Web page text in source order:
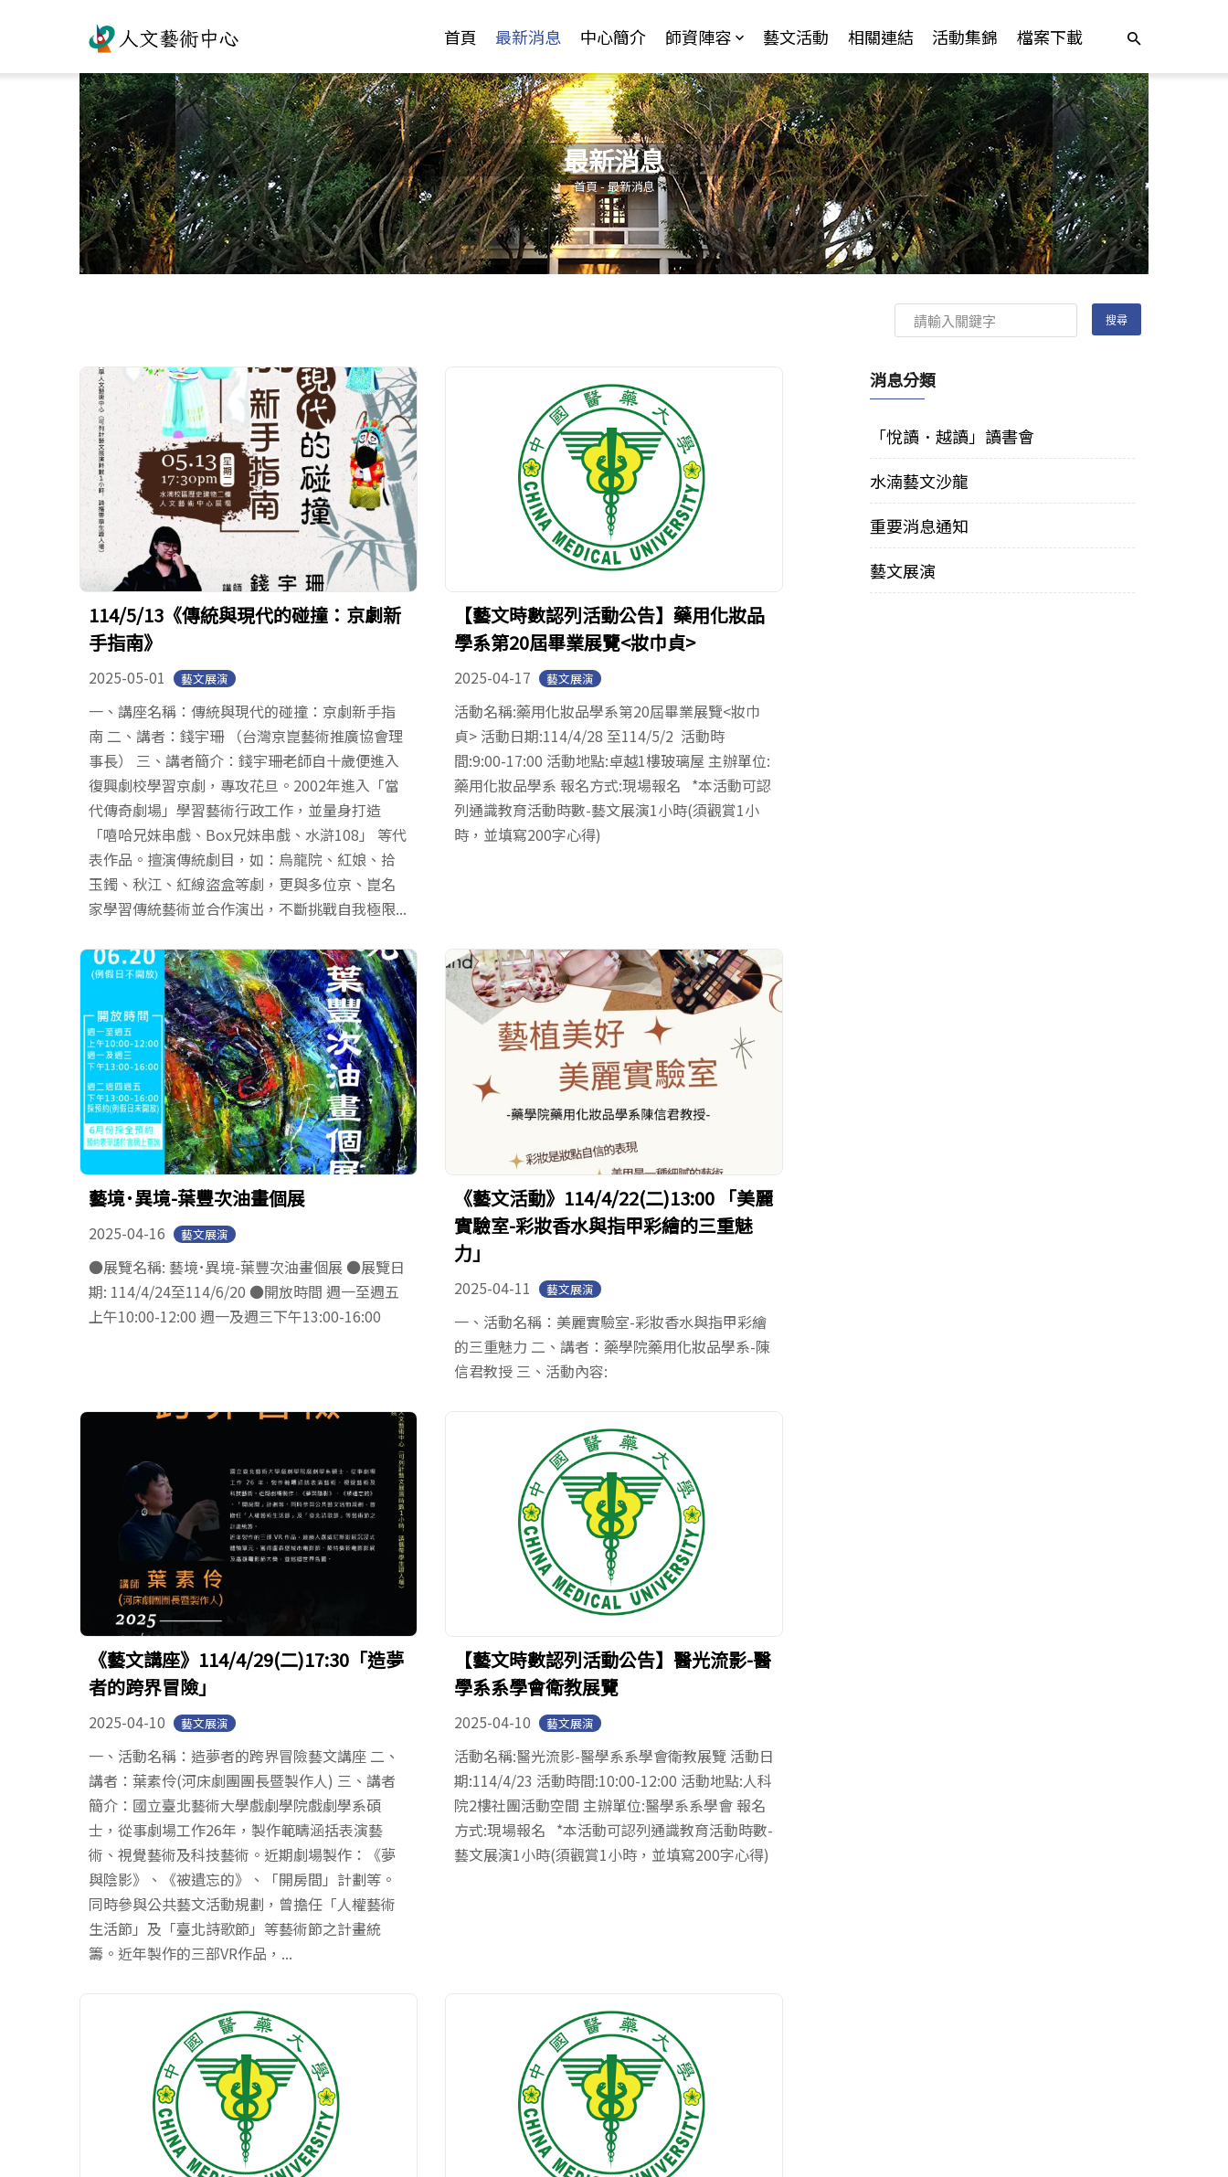
首頁 最新消息 中心簡介 師資陣容 藝文活動 相關連結 活動集錦 檔案下載
最新消息
您在這裡
首頁-最新消息
114/5/13《傳統與現代的碰撞：京劇新
手指南》
2025-05-01 藝文展演
一、講座名稱：傳統與現代的碰撞：京劇新手指
南 二、講者：錢宇珊 （台灣京崑藝術推廣協會理
事長） 三、講者簡介：錢宇珊老師自十歲便進入
復興劇校學習京劇，專攻花旦。2002年進入「當
代傳奇劇場」學習藝術行政工作，並量身打造
「嘻哈兄妹串戲、Box兄妹串戲、水滸108」 等代
表作品。擅演傳統劇目，如：烏龍院、紅娘、拾
玉鐲、秋江、紅線盜盒等劇，更與多位京、崑名
家學習傳統藝術並合作演出，不斷挑戰自我極限...
【藝文時數認列活動公告】藥用化妝品
學系第20屆畢業展覽<妝巾貞>
2025-04-17 藝文展演
活動名稱:藥用化妝品學系第20屆畢業展覽<妝巾
貞> 活動日期:114/4/28 至114/5/2 活動時
間:9:00-17:00 活動地點:卓越1樓玻璃屋 主辦單位:
藥用化妝品學系 報名方式:現場報名 *本活動可認
列通識教育活動時數-藝文展演1小時(須觀賞1小
時，並填寫200字心得)
藝境･異境-葉豐次油畫個展
2025-04-16 藝文展演
●展覽名稱: 藝境･異境-葉豐次油畫個展 ●展覽日
期: 114/4/24至114/6/20 ●開放時間 週一至週五
上午10:00-12:00 週一及週三下午13:00-16:00
《藝文活動》114/4/22(二)13:00 「美麗
實驗室-彩妝香水與指甲彩繪的三重魅
力」
2025-04-11 藝文展演
一、活動名稱：美麗實驗室-彩妝香水與指甲彩繪
的三重魅力 二、講者：藥學院藥用化妝品學系-陳
信君教授 三、活動內容:
《藝文講座》114/4/29(二)17:30「造夢
者的跨界冒險」
2025-04-10 藝文展演
一、活動名稱：造夢者的跨界冒險藝文講座 二、
講者：葉素伶(河床劇團團長暨製作人) 三、講者
簡介：國立臺北藝術大學戲劇學院戲劇學系碩
士，從事劇場工作26年，製作範疇涵括表演藝
術、視覺藝術及科技藝術。近期劇場製作：《夢
與陰影》、《被遺忘的》、「開房間」計劃等。
同時參與公共藝文活動規劃，曾擔任「人權藝術
生活節」及「臺北詩歌節」等藝術節之計畫統
籌。近年製作的三部VR作品，...
【藝文時數認列活動公告】醫光流影-醫
學系系學會衛教展覽
2025-04-10 藝文展演
活動名稱:醫光流影-醫學系系學會衛教展覽 活動日
期:114/4/23 活動時間:10:00-12:00 活動地點:人科
院2樓社團活動空間 主辦單位:醫學系系學會 報名
方式:現場報名 *本活動可認列通識教育活動時數-
藝文展演1小時(須觀賞1小時，並填寫200字心得)
消息分類
「悅讀．越讀」讀書會
水湳藝文沙龍
重要消息通知
藝文展演